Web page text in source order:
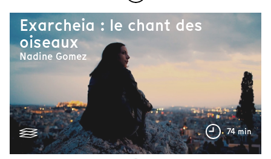
Exarcheia : le chant des
oiseaux
Nadine Gomez
74 min